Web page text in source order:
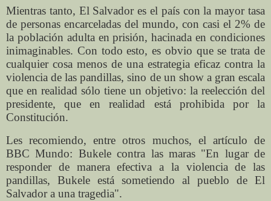
Mientras tanto, El Salvador es el país con la mayor tasa
de personas encarceladas del mundo, con casi el 2% de
la población adulta en prisión, hacinada en condiciones
inimaginables. Con todo esto, es obvio que se trata de
cualquier cosa menos de una estrategia eficaz contra la
violencia de las pandillas, sino de un show a gran escala
que en realidad sólo tiene un objetivo: la reelección del
presidente, que en realidad está prohibida por la
Constitución.
Les recomiendo, entre otros muchos, el artículo de
BBC Mundo: Bukele contra las maras "En lugar de
responder de manera efectiva a la violencia de las
pandillas, Bukele está sometiendo al pueblo de El
Salvador a una tragedia".